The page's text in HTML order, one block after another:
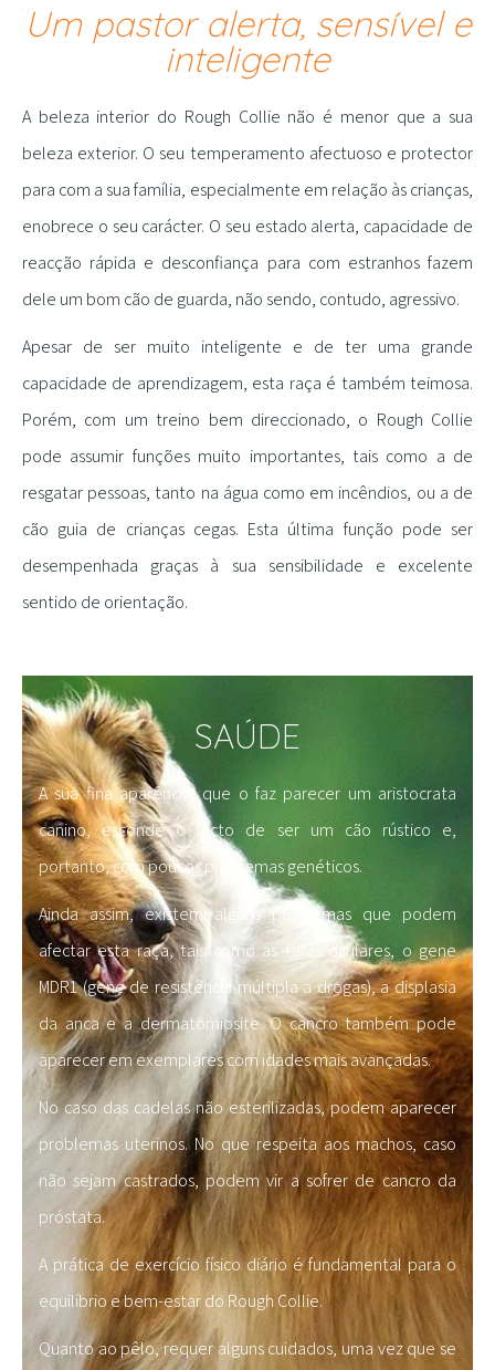
Um pastor alerta, sensível e
inteligente
A beleza interior do Rough Collie não é menor que a sua
beleza exterior. O seu temperamento afectuoso e protector
para com a sua família, especialmente em relação às crianças,
enobrece o seu carácter. O seu estado alerta, capacidade de
reacção rápida e desconfiança para com estranhos fazem
dele um bom cão de guarda, não sendo, contudo, agressivo.
Apesar de ser muito inteligente e de ter uma grande
capacidade de aprendizagem, esta raça é também teimosa.
Porém, com um treino bem direccionado, o Rough Collie
pode assumir funções muito importantes, tais como a de
resgatar pessoas, tanto na água como em incêndios, ou a de
cão guia de crianças cegas. Esta última função pode ser
desempenhada graças à sua sensibilidade e excelente
sentido de orientação.
SAÚDE
A sua fina aparência, que o faz parecer um aristocrata
canino, esconde o facto de ser um cão rústico e,
portanto, com poucos problemas genéticos.
Ainda assim, existem alguns problemas que podem
afectar esta raça, tais como as taras oculares, o gene
MDR1 (gene de resistência múltipla a drogas), a displasia
da anca e a dermatomiosite. O cancro também pode
aparecer em exemplares com idades mais avançadas.
No caso das cadelas não esterilizadas, podem aparecer
problemas uterinos. No que respeita aos machos, caso
não sejam castrados, podem vir a sofrer de cancro da
próstata.
A prática de exercício físico diário é fundamental para o
equilíbrio e bem-estar do Rough Collie.
Quanto ao pêlo, requer alguns cuidados, uma vez que se